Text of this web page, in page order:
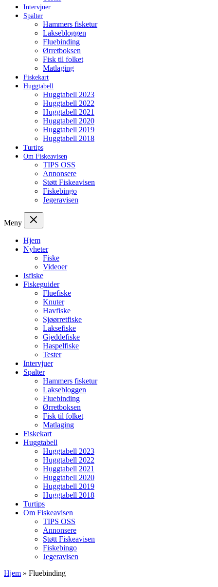
Intervjuer
Spalter
Hammers fisketur
Laksebloggen
Fluebinding
Ørretboksen
Fisk til folket
Matlaging
Fiskekart
Huggtabell
Huggtabell 2023
Huggtabell 2022
Huggtabell 2021
Huggtabell 2020
Huggtabell 2019
Huggtabell 2018
Turtips
Om Fiskeavisen
TIPS OSS
Annonsere
Støtt Fiskeavisen
Fiskebingo
Jegeravisen
Meny
Hjem
Nyheter
Fiske
Videoer
Isfiske
Fiskeguider
Fluefiske
Knuter
Havfiske
Sjøørretfiske
Laksefiske
Gjeddefiske
Haspelfiske
Tester
Intervjuer
Spalter
Hammers fisketur
Laksebloggen
Fluebinding
Ørretboksen
Fisk til folket
Matlaging
Fiskekart
Huggtabell
Huggtabell 2023
Huggtabell 2022
Huggtabell 2021
Huggtabell 2020
Huggtabell 2019
Huggtabell 2018
Turtips
Om Fiskeavisen
TIPS OSS
Annonsere
Støtt Fiskeavisen
Fiskebingo
Jegeravisen
Hjem » Fluebinding